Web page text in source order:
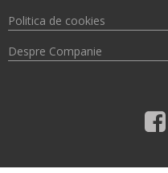
Politica de cookies
Despre Companie